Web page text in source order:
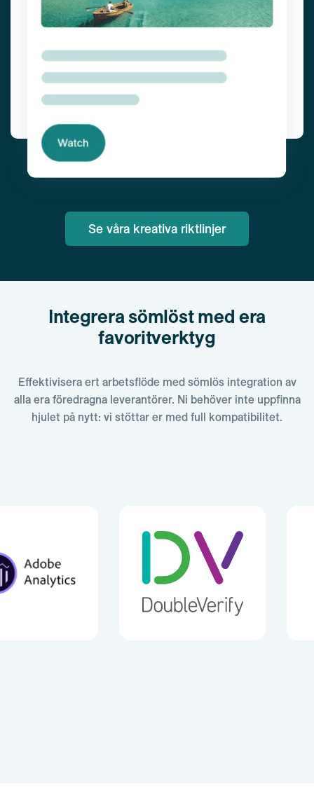
Se våra kreativa riktlinjer
Integrera sömlöst med era
favoritverktyg
Effektivisera ert arbetsflöde med sömlös integration av
alla era föredragna leverantörer. Ni behöver inte uppfinna
hjulet på nytt: vi stöttar er med full kompatibilitet.